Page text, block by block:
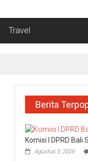
Travel
Berita
Komisi I DPRD Bali
Agustus 5, 2026